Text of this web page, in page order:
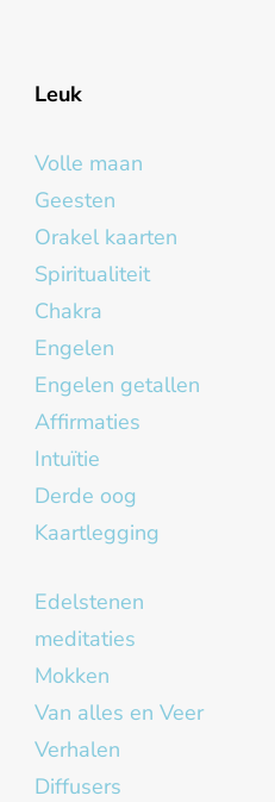
Leuk
Volle maan
Geesten
Orakel kaarten
Spiritualiteit
Chakra
Engelen
Engelen getallen
Affirmaties
Intuïtie
Derde oog
Kaartlegging
Edelstenen
meditaties
Mokken
Van alles en Veer
Verhalen
Diffusers